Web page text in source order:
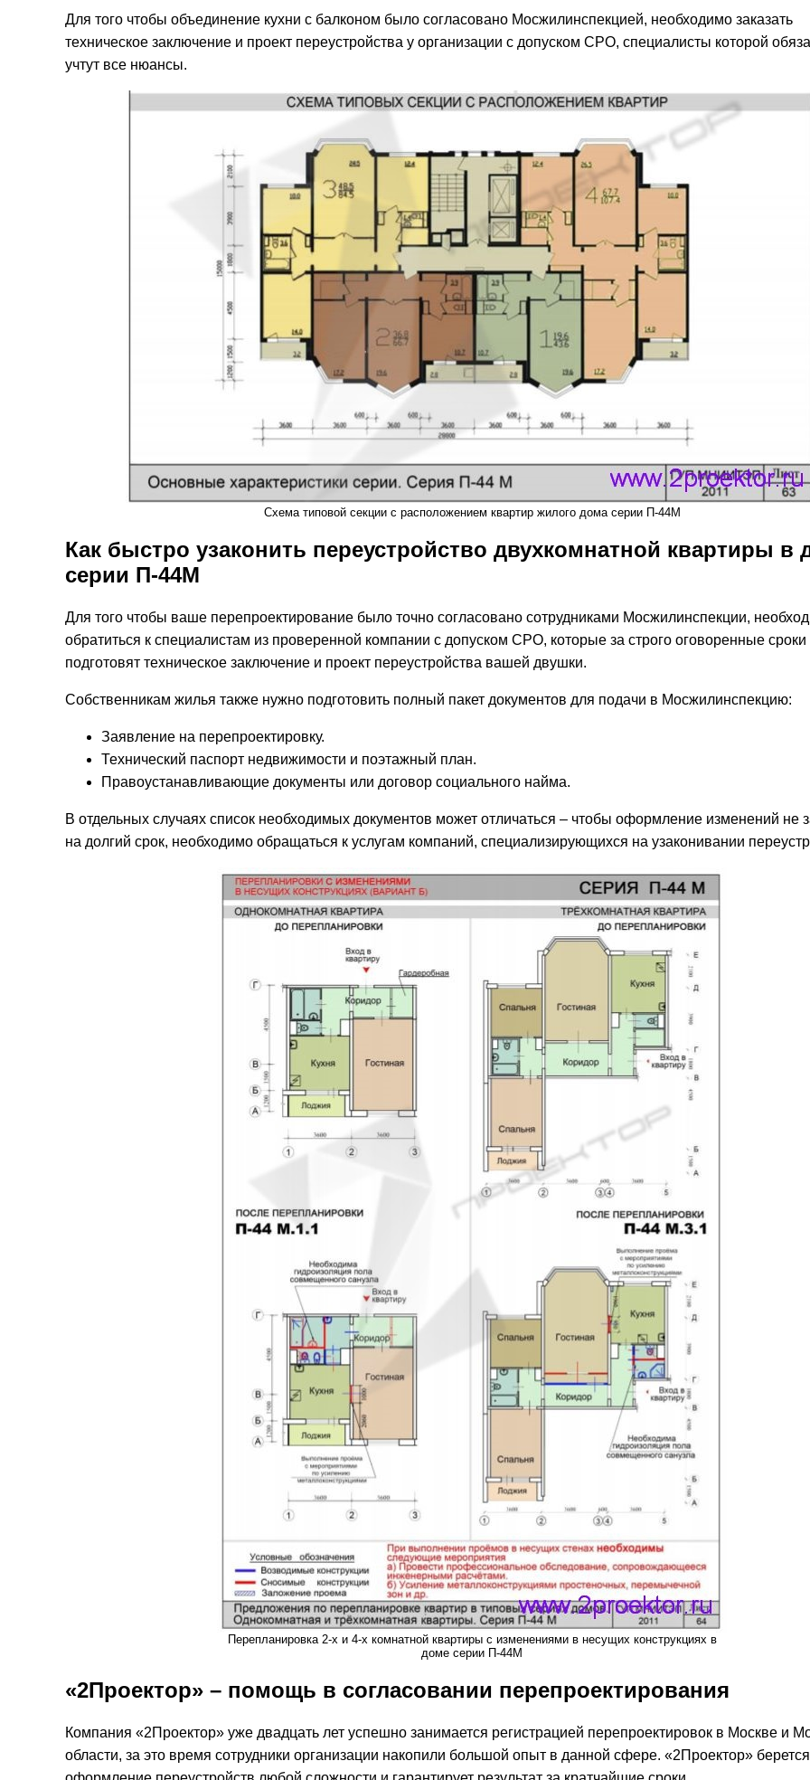
Для того чтобы объединение кухни с балконом было согласовано Мосжилинспекцией, необходимо заказать
техническое заключение и проект переустройства у организации с допуском СРО, специалисты которой
учтут все нюансы.
Схема типовой секции с расположением квартир жилого дома серии П-44М
Как быстро узаконить переустройство двухкомнатной квартиры в
серии П-44М
Для того чтобы ваше перепроектирование было точно согласовано сотрудниками Мосжилинспекции,
обратиться к специалистам из проверенной компании с допуском СРО, которые за строго оговоренные сроки
подготовят техническое заключение и проект переустройства вашей двушки.
Собственникам жилья также нужно подготовить полный пакет документов для подачи в Мосжилинспекцию:
Заявление на перепроектировку.
Технический паспорт недвижимости и поэтажный план.
Правоустанавливающие документы или договор социального найма.
В отдельных случаях список необходимых документов может отличаться – чтобы оформление изменений не
на долгий срок, необходимо обращаться к услугам компаний, специализирующихся на узаконивании
Перепланировка 2-х и 4-х комнатной квартиры с изменениями в несущих конструкциях в
доме серии П-44М
«2Проектор» – помощь в согласовании перепроектирования
Компания «2Проектор» уже двадцать лет успешно занимается регистрацией перепроектировок в Москве и
области, за это время сотрудники организации накопили большой опыт в данной сфере. «2Проектор»